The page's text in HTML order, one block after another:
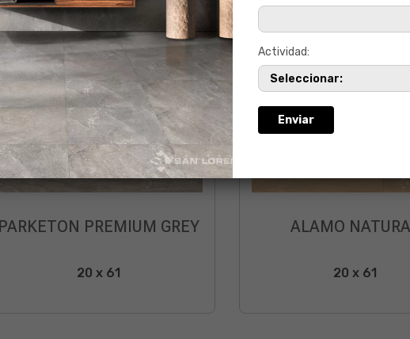
PARKETON PREMIUM GREY
20 x 61
ALAMO
20 x 61
Actividad: